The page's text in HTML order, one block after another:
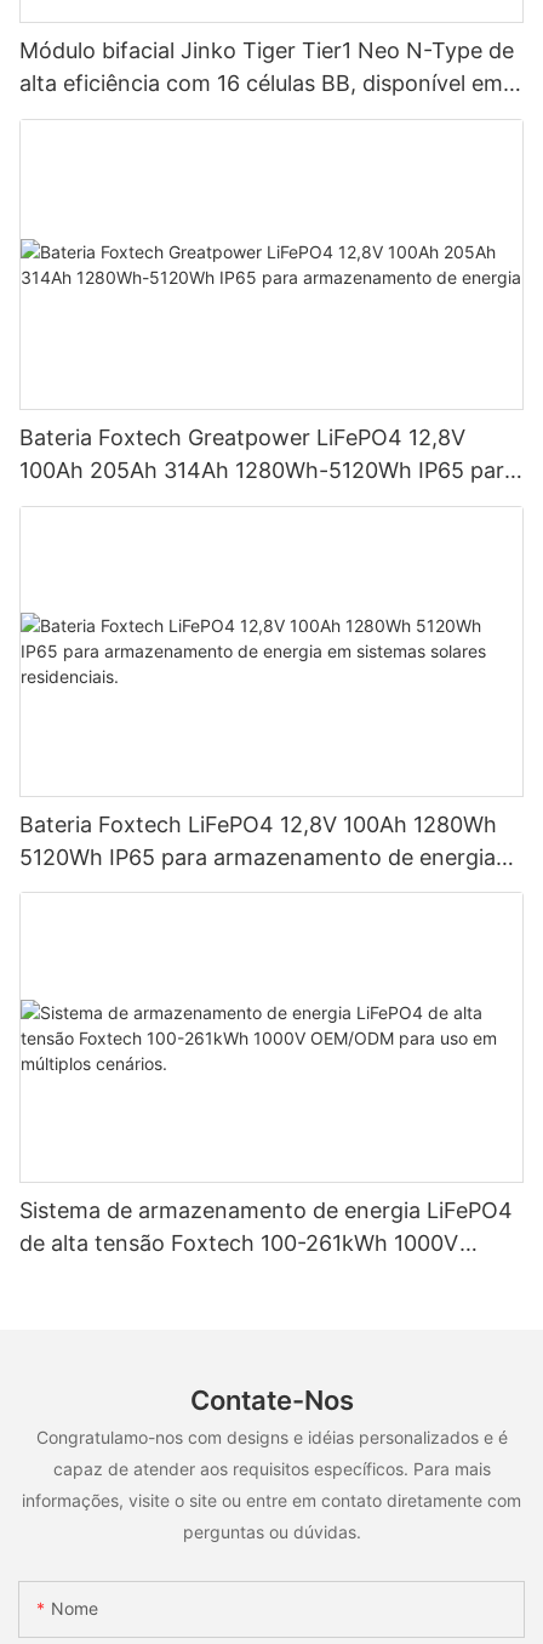
Módulo bifacial Jinko Tiger Tier1 Neo N-Type de
alta eficiência com 16 células BB, disponível em
potências de 590 W, 620 W, 630 W e 650 W.
Bateria Foxtech Greatpower LiFePO4 12,8V
100Ah 205Ah 314Ah 1280Wh-5120Wh IP65 para
armazenamento de energia
Bateria Foxtech LiFePO4 12,8V 100Ah 1280Wh
5120Wh IP65 para armazenamento de energia
em sistemas solares residenciais.
Sistema de armazenamento de energia LiFePO4
de alta tensão Foxtech 100-261kWh 1000V
Contate-Nos
Congratulamo-nos com designs e idéias personalizados e é
capaz de atender aos requisitos específicos. Para mais
informações, visite o site ou entre em contato diretamente com
perguntas ou dúvidas.
Nome